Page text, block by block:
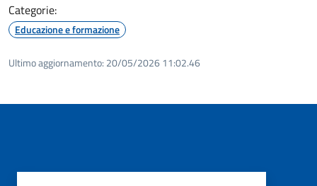
Categorie:
Educazione e formazione
Ultimo aggiornamento: 20/05/2026 11:02.46